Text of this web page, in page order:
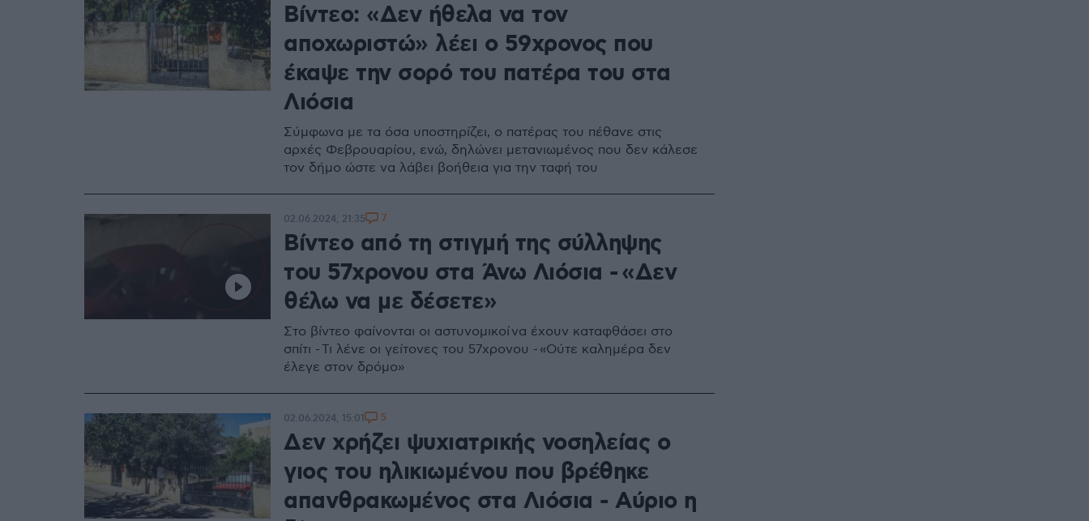
Βίντεο: «Δεν ήθελα να τον
αποχωριστώ» λέει ο 59χρονος που
έκαψε την σορό του πατέρα του στα
Λιόσια
Σύμφωνα με τα όσα υποστηρίζει, ο πατέρας του πέθανε στις
αρχές Φεβρουαρίου, ενώ, δηλώνει μετανιωμένος που δεν κάλεσε
τον δήμο ώστε να λάβει βοήθεια για την ταφή του
Βίντεο από τη στιγμή της σύλληψης
του 57χρονου στα Άνω Λιόσια - «Δεν
θέλω να με δέσετε»
Στο βίντεο φαίνονται οι αστυνομικοί να έχουν καταφθάσει στο
σπίτι - Τι λένε οι γείτονες του 57χρονου - «Ούτε καλημέρα δεν
έλεγε στον δρόμο»
02.06.2024, 21:35 7
Δεν χρήζει ψυχιατρικής νοσηλείας ο
γιος του ηλικιωμένου που βρέθηκε
απανθρακωμένος στα Λιόσια - Αύριο η
02.06.2024, 15:01 5